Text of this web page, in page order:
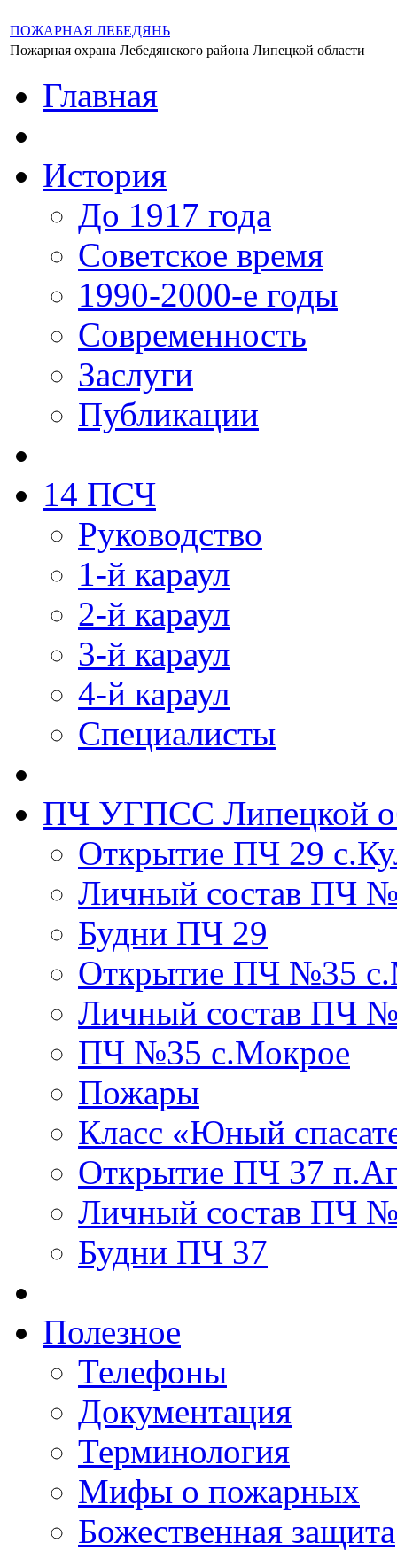
ПОЖАРНАЯ ЛЕБЕДЯНЬ
Пожарная охрана Лебедянского района Липецкой области
Главная
История
До 1917 года
Советское время
1990-2000-е годы
Современность
Заслуги
Публикации
14 ПСЧ
Руководство
1-й караул
2-й караул
3-й караул
4-й караул
Специалисты
ПЧ УГПСС Липецкой
Открытие ПЧ 29
Личный состав ПЧ
Будни ПЧ 29
Открытие ПЧ №35
Личный состав ПЧ
ПЧ №35 с.Мокрое
Пожары
Класс «Юный
Открытие ПЧ 37
Личный состав ПЧ
Будни ПЧ 37
Полезное
Телефоны
Документация
Терминология
Мифы о пожарных
Божественная защита